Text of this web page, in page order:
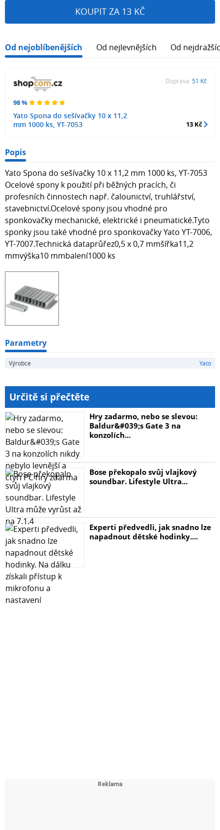
KOUPIT ZA 13 KČ
Od nejoblíbenějších Od nejlevnějších Od
98 %
Yato Spona do sešívačky 10 x 11,2
mm 1000 ks, YT-7053
Doprava: 51 Kč
13 Kč
Popis
Yato Spona do sešívačky 10 x 11,2 mm 1000 ks, YT-7053
Ocelové spony k použití při běžných pracích, či
profesních činnostech např. čalounictví, truhlářství,
stavebnictví.Ocelové spony jsou vhodné pro
sponkovačky mechanické, elektrické i pneumatické.Tyto
sponky jsou také vhodné pro sponkovačky Yato YT-7006,
YT-7007.Technická dataprůřez0,5 x 0,7 mmšířka11,2
mmvýška10 mmbalení1000 ks
Parametry
Výrobce Yato
Určitě si přečtěte
Hry zadarmo, nebo se slevou:
Baldur&#039;s Gate 3 na
konzolích...
Bose překopalo svůj vlajkový
soundbar. Lifestyle Ultra...
Experti předvedli, jak snadno lze
napadnout dětské hodinky....